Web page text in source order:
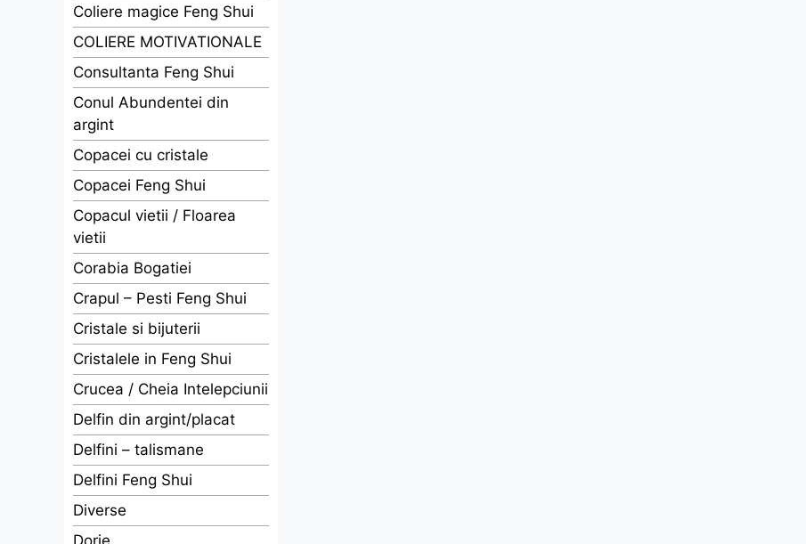
Coliere magice Feng Shui
COLIERE MOTIVATIONALE
Consultanta Feng Shui
Conul Abundentei din
argint
Copacei cu cristale
Copacei Feng Shui
Copacul vietii / Floarea
vietii
Corabia Bogatiei
Crapul – Pesti Feng Shui
Cristale si bijuterii
Cristalele in Feng Shui
Crucea / Cheia Intelepciunii
Delfin din argint/placat
Delfini – talismane
Delfini Feng Shui
Diverse
Dorje